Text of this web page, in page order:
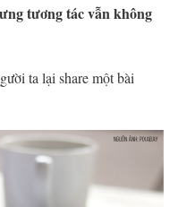
tương tác vẫn không
ta lại share một bài